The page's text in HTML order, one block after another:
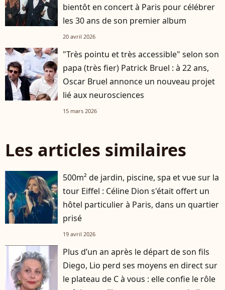
bientôt en concert à Paris pour célébrer
les 30 ans de son premier album
20 avril 2026
"Très pointu et très accessible" selon son
papa (très fier) Patrick Bruel : à 22 ans,
Oscar Bruel annonce un nouveau projet
lié aux neurosciences
15 mars 2026
Les articles similaires
500m² de jardin, piscine, spa et vue sur la
tour Eiffel : Céline Dion s'était offert un
hôtel particulier à Paris, dans un quartier
prisé
19 avril 2026
player2
Plus d’un an après le départ de son fils
Diego, Lio perd ses moyens en direct sur
le plateau de C à vous : elle confie le rôle